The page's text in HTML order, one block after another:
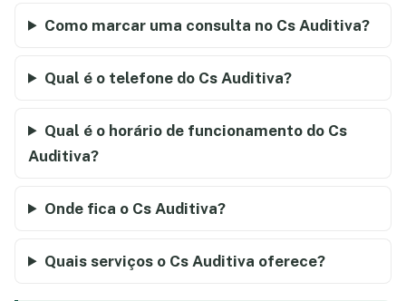
Como marcar uma consulta no Cs Auditiva?
Qual é o telefone do Cs Auditiva?
Qual é o horário de funcionamento do Cs
Auditiva?
Onde fica o Cs Auditiva?
Quais serviços o Cs Auditiva oferece?